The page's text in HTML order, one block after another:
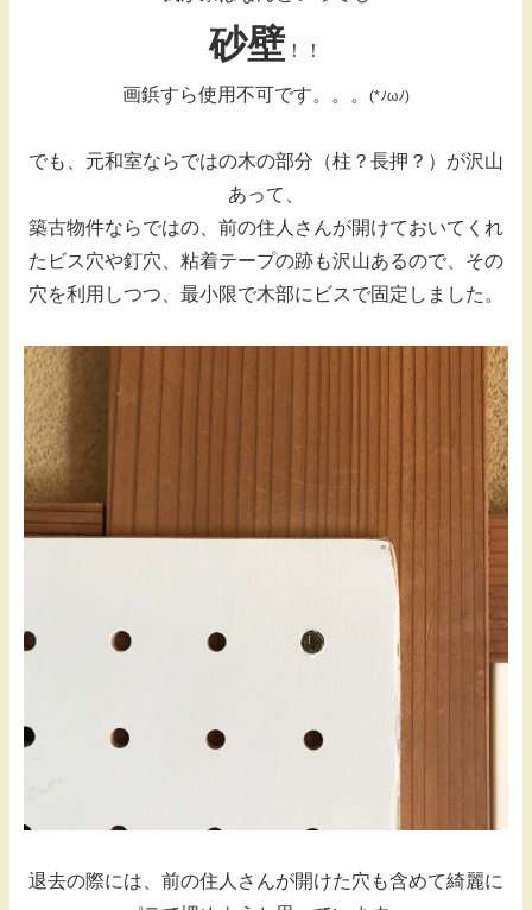
砂壁 ！！
画鋲すら使用不可です。。。 (*ﾉωﾉ)
でも、元和室ならではの木の部分（柱？長押？）が沢山
あって、
築古物件ならではの、前の住人さんが開けておいてくれ
たビス穴や釘穴、粘着テープの跡も沢山あるので、その
穴を利用しつつ、最小限で木部にビスで固定しました。
退去の際には、前の住人さんが開けた穴も含めて綺麗に